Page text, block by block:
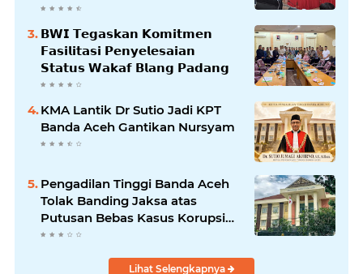
𝗕𝗹𝗮𝗻𝗴𝗽𝗮𝗱𝗮𝗻𝗴
𝗕𝗪𝗜 𝗧𝗲𝗴𝗮𝘀𝗸𝗮𝗻 𝗞𝗼𝗺𝗶𝘁𝗺𝗲𝗻
𝗙𝗮𝘀𝗶𝗹𝗶𝘁𝗮𝘀𝗶 𝗣𝗲𝗻𝘆𝗲𝗹𝗲𝘀𝗮𝗶𝗮𝗻
𝗦𝘁𝗮𝘁𝘂𝘀 𝗪𝗮𝗸𝗮𝗳 𝗕𝗹𝗮𝗻𝗴 𝗣𝗮𝗱𝗮𝗻𝗴
KMA Lantik Dr Sutio Jadi KPT
Banda Aceh Gantikan Nursyam
Pengadilan Tinggi Banda Aceh
Tolak Banding Jaksa atas
Putusan Bebas Kasus Korupsi
Wastafel
Lihat Selengkapnya